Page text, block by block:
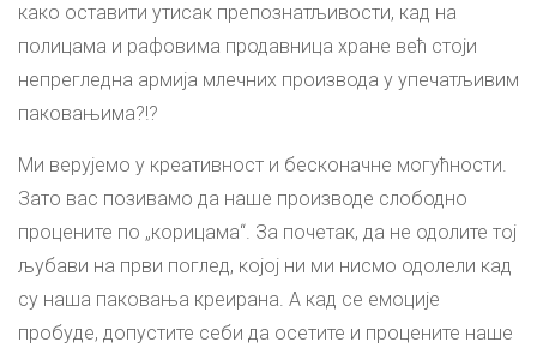
како оставити утисак препознатљивости, кад на
полицама и рафовима продавница хране већ стоји
непрегледна армија млечних производа у упечатљивим
паковањима?!?
Ми верујемо у креативност и бесконачне могућности.
Зато вас позивамо да наше производе слободно
процените по „корицама“. За почетак, да не одолите тој
љубави на први поглед, којој ни ми нисмо одолели кад
су наша паковања креирана. А кад се емоције
пробуде, допустите себи да осетите и процените наше